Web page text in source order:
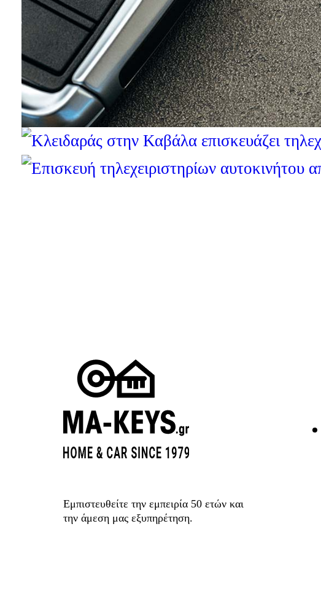
Εμπιστευθείτε την εμπειρία 50 ετών και
την άμεση μας εξυπηρέτηση.